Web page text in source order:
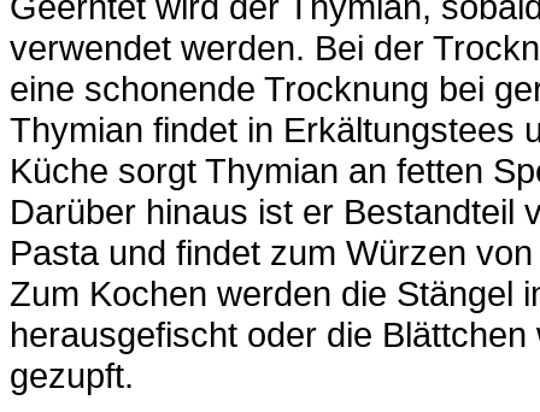
verwendet werden. Bei der
eine schonende Trocknung bei
Thymian findet in Erkältungstees
Küche sorgt Thymian an fetten
Darüber hinaus ist er Bestandteil
Pasta und findet zum Würzen
Zum Kochen werden die Stängel
herausgefischt oder die
gezupft.